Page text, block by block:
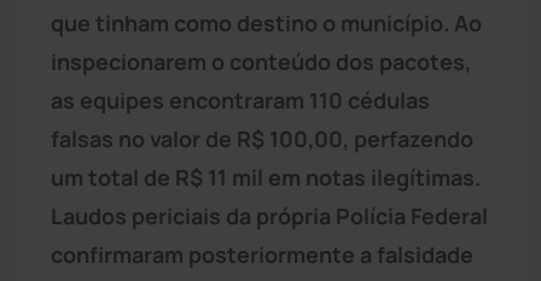
que tinham como destino o município. Ao
inspecionarem o conteúdo dos pacotes,
as equipes encontraram 110 cédulas
falsas no valor de R$ 100,00, perfazendo
um total de R$ 11 mil em notas ilegítimas.
Laudos periciais da própria Polícia Federal
confirmaram posteriormente a falsidade